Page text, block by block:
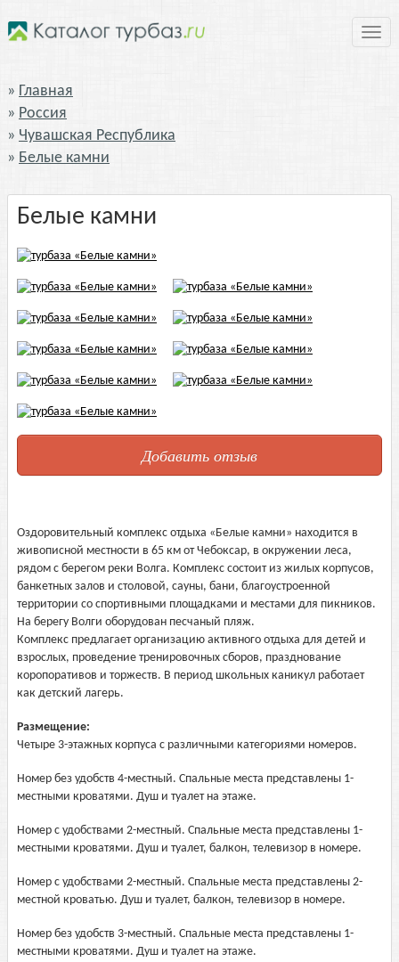
Главная
Россия
Чувашская Республика
Белые камни
Белые камни
Добавить отзыв
Оздоровительный комплекс отдыха «Белые камни» находится в
живописной местности в 65 км от Чебоксар, в окружении леса,
рядом с берегом реки Волга. Комплекс состоит из жилых корпусов,
банкетных залов и столовой, сауны, бани, благоустроенной
территории со спортивными площадками и местами для пикников.
На берегу Волги оборудован песчаный пляж.
Комплекс предлагает организацию активного отдыха для детей и
взрослых, проведение тренировочных сборов, празднование
коропоративов и торжеств. В период школьных каникул работает
как детский лагерь.
Размещение:
Четыре 3-этажных корпуса с различными категориями номеров.
Номер без удобств 4-местный. Спальные места представлены 1-
местными кроватями. Душ и туалет на этаже.
Номер с удобствами 2-местный. Спальные места представлены 1-
местными кроватями. Душ и туалет, балкон, телевизор в номере.
Номер с удобствами 2-местный. Спальные места представлены 2-
местной кроватью. Душ и туалет, балкон, телевизор в номере.
Номер без удобств 3-местный. Спальные места представлены 1-
местными кроватями. Душ и туалет на этаже.